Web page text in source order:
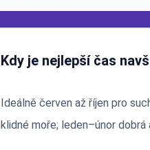
Kdy je nejlepší čas
Ideálně červen až říjen pro
klidné moře; leden–únor dobrá